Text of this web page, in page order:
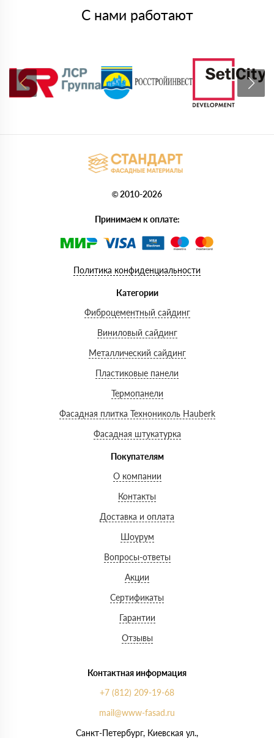
С нами работают
© 2010-2026
Принимаем к оплате:
Политика конфиденциальности
Категории
Фиброцементный сайдинг
Виниловый сайдинг
Металлический сайдинг
Пластиковые панели
Термопанели
Фасадная плитка Технониколь Hauberk
Фасадная штукатурка
Покупателям
О компании
Контакты
Доставка и оплата
Шоурум
Вопросы-ответы
Акции
Сертификаты
Гарантии
Отзывы
Контактная информация
+7 (812) 209-19-68
mail@www-fasad.ru
Санкт-Петербург, ​Киевская ул.,